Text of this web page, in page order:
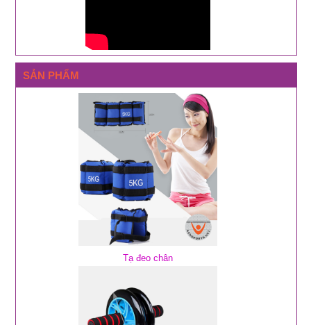
SẢN PHẨM
Tạ đeo chân